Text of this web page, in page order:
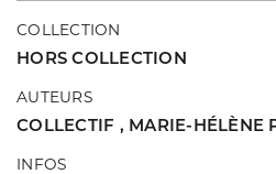
COLLECTION
HORS COLLECTION
AUTEURS
COLLECTIF , MARIE-HÉLÈNE
INFOS